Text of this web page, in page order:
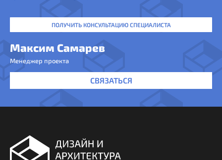
ПОЛУЧИТЬ КОНСУЛЬТАЦИЮ СПЕЦИАЛИСТА
Максим Самарев
Менеджер проекта
СВЯЗАТЬСЯ